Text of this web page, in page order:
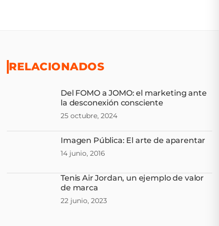
RELACIONADOS
Del FOMO a JOMO: el marketing ante
la desconexión consciente
25 octubre, 2024
Imagen Pública: El arte de aparentar
14 junio, 2016
Tenis Air Jordan, un ejemplo de valor
de marca
22 junio, 2023